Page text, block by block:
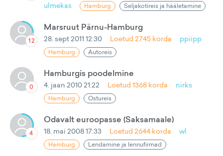
ulmekas
Hamburg Seljakotireis ja hääletamine
12
Marsruut Pärnu-Hamburg
28. sept 2011 12:30 Loetud 2745 korda ppiipp
Hamburg Autoreis
0
Hamburgis poodelmine
4. jaan 2010 21:22 Loetud 1368 korda nirks
Hamburg Ostureis
4
Odavalt euroopasse (Saksamaale)
18. mai 2008 17:33 Loetud 2644 korda wl
Hamburg Lendamine ja lennufirmad